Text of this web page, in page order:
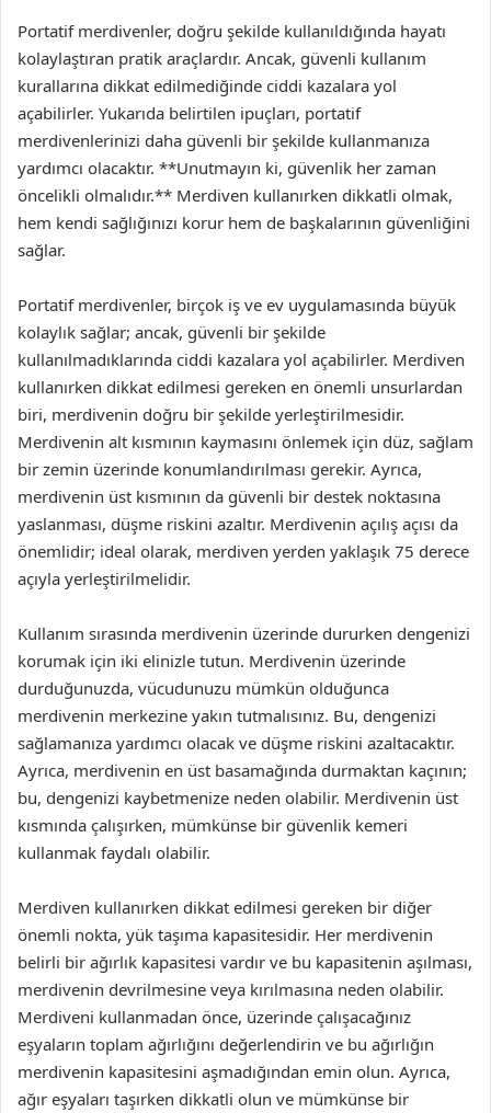
Portatif merdivenler, doğru şekilde kullanıldığında hayatı
kolaylaştıran pratik araçlardır. Ancak, güvenli kullanım
kurallarına dikkat edilmediğinde ciddi kazalara yol
açabilirler. Yukarıda belirtilen ipuçları, portatif
merdivenlerinizi daha güvenli bir şekilde kullanmanıza
yardımcı olacaktır. **Unutmayın ki, güvenlik her zaman
öncelikli olmalıdır.** Merdiven kullanırken dikkatli olmak,
hem kendi sağlığınızı korur hem de başkalarının güvenliğini
sağlar.
Portatif merdivenler, birçok iş ve ev uygulamasında büyük
kolaylık sağlar; ancak, güvenli bir şekilde
kullanılmadıklarında ciddi kazalara yol açabilirler. Merdiven
kullanırken dikkat edilmesi gereken en önemli unsurlardan
biri, merdivenin doğru bir şekilde yerleştirilmesidir.
Merdivenin alt kısmının kaymasını önlemek için düz, sağlam
bir zemin üzerinde konumlandırılması gerekir. Ayrıca,
merdivenin üst kısmının da güvenli bir destek noktasına
yaslanması, düşme riskini azaltır. Merdivenin açılış açısı da
önemlidir; ideal olarak, merdiven yerden yaklaşık 75 derece
açıyla yerleştirilmelidir.
Kullanım sırasında merdivenin üzerinde dururken dengenizi
korumak için iki elinizle tutun. Merdivenin üzerinde
durduğunuzda, vücudunuzu mümkün olduğunca
merdivenin merkezine yakın tutmalısınız. Bu, dengenizi
sağlamanıza yardımcı olacak ve düşme riskini azaltacaktır.
Ayrıca, merdivenin en üst basamağında durmaktan kaçının;
bu, dengenizi kaybetmenize neden olabilir. Merdivenin üst
kısmında çalışırken, mümkünse bir güvenlik kemeri
kullanmak faydalı olabilir.
Merdiven kullanırken dikkat edilmesi gereken bir diğer
önemli nokta, yük taşıma kapasitesidir. Her merdivenin
belirli bir ağırlık kapasitesi vardır ve bu kapasitenin aşılması,
merdivenin devrilmesine veya kırılmasına neden olabilir.
Merdiveni kullanmadan önce, üzerinde çalışacağınız
eşyaların toplam ağırlığını değerlendirin ve bu ağırlığın
merdivenin kapasitesini aşmadığından emin olun. Ayrıca,
ağır eşyaları taşırken dikkatli olun ve mümkünse bir